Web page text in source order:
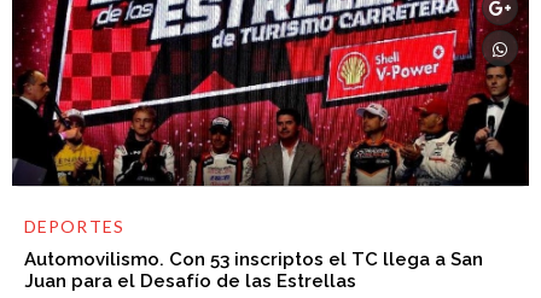
DEPORTES
Automovilismo. Con 53 inscriptos el TC llega a San
Juan para el Desafío de las Estrellas